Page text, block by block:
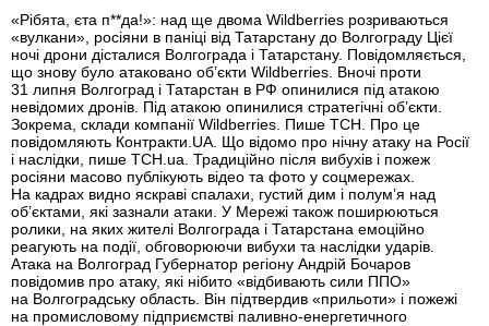
«Рібята, єта п**да!»: над ще двома Wildberries розриваються
«вулкани», росіяни в паніці від Татарстану до Волгограду Цієї
ночі дрони дісталися Волгограда і Татарстану. Повідомляється,
що знову було атаковано об’єкти Wildberries. Вночі проти
31 липня Волгоград і Татарстан в РФ опинилися під атакою
невідомих дронів. Під атакою опинилися стратегічні об’єкти.
Зокрема, склади компанії Wildberries. Пише ТСН. Про це
повідомляють Контракти.UA. Що відомо про нічну атаку на Росії
і наслідки, пише ТСН.ua. Традиційно після вибухів і пожеж
росіяни масово публікують відео та фото у соцмережах.
На кадрах видно яскраві спалахи, густий дим і полум’я над
об’єктами, які зазнали атаки. У Мережі також поширюються
ролики, на яких жителі Волгограда і Татарстана емоційно
реагують на події, обговорюючи вибухи та наслідки ударів.
Атака на Волгоград Губернатор регіону Андрій Бочаров
повідомив про атаку, які нібито «відбивають сили ППО»
на Волгоградську область. Він підтвердив «прильоти» і пожежі
на промисловому підприємстві паливно-енергетичного